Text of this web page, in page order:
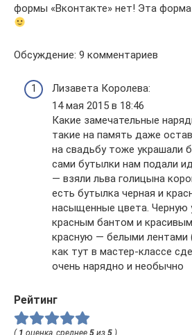
формы «Вконтакте» нет! Эта
Обсуждение: 9 комментариев
Лизавета Королева:
14 мая 2015 в 18:46
Какие замечательные
такие на память даже
на свадьбу тоже украшали
сами бутылки нам подали
— взяли льва голицына
есть бутылка черная и
насыщенные цвета. Черную
красным бантом и
красную — белыми лентами
как тут в мастер-классе
очень нарядно и необычно
Рейтинг
( 1 оценка, среднее 5 из 5 )